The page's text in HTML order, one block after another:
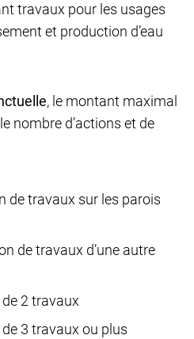
travaux pour les usages
et production d’eau
, le montant maximal
nombre d’actions et de
de travaux sur les parois
de travaux d’une autre
2 travaux
3 travaux ou plus